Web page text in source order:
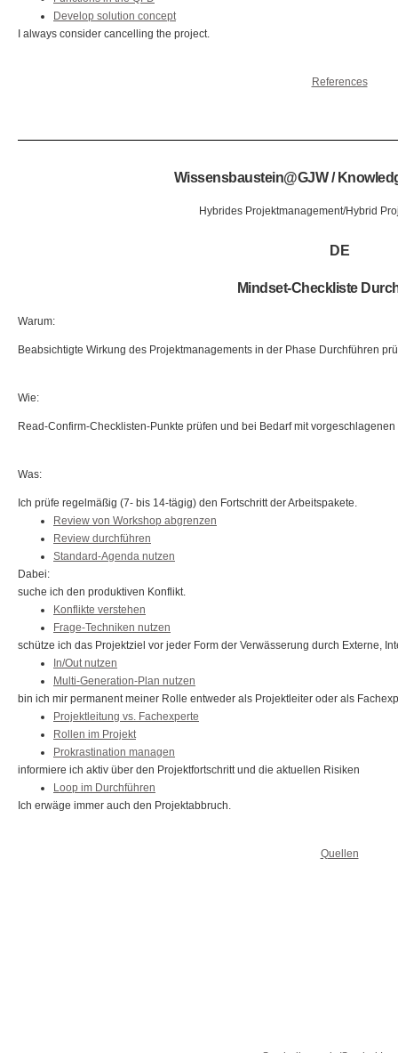
Develop solution concept
I always consider cancelling the project.
References
Wissensbaustein@GJW /
Hybrides Projektmanagement/Hybrid
DE
Mindset-Checkliste
Warum:
Beabsichtigte Wirkung des Projektmanagements in der Phase Durchführen
Wie:
Read-Confirm-Checklisten-Punkte prüfen und bei Bedarf mit
Was:
Ich prüfe regelmäßig (7- bis 14-tägig) den Fortschritt der Arbeitspakete.
Review von Workshop abgrenzen
Review durchführen
Standard-Agenda nutzen
Dabei:
suche ich den produktiven Konflikt.
Konflikte verstehen
Frage-Techniken nutzen
schütze ich das Projektziel vor jeder Form der Verwässerung durch Externe,
In/Out nutzen
Multi-Generation-Plan nutzen
bin ich mir permanent meiner Rolle entweder als Projektleiter oder als
Projektleitung vs. Fachexperte
Rollen im Projekt
Prokrastination managen
informiere ich aktiv über den Projektfortschritt und die aktuellen Risiken
Loop im Durchführen
Ich erwäge immer auch den Projektabbruch.
Quellen